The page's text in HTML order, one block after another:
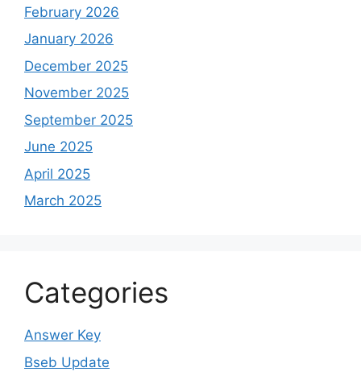
February 2026
January 2026
December 2025
November 2025
September 2025
June 2025
April 2025
March 2025
Categories
Answer Key
Bseb Update